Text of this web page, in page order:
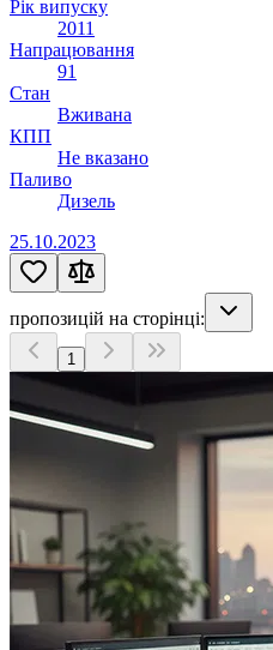
Рік випуску
2011
Напрацювання
91
Стан
Вживана
КПП
Не вказано
Паливо
Дизель
25.10.2023
пропозицій на сторінці:
1